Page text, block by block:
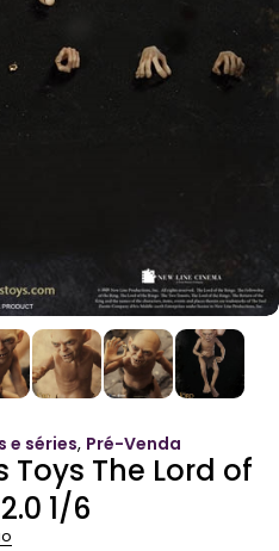
e séries, Pré-Venda
The Lord of
1/6